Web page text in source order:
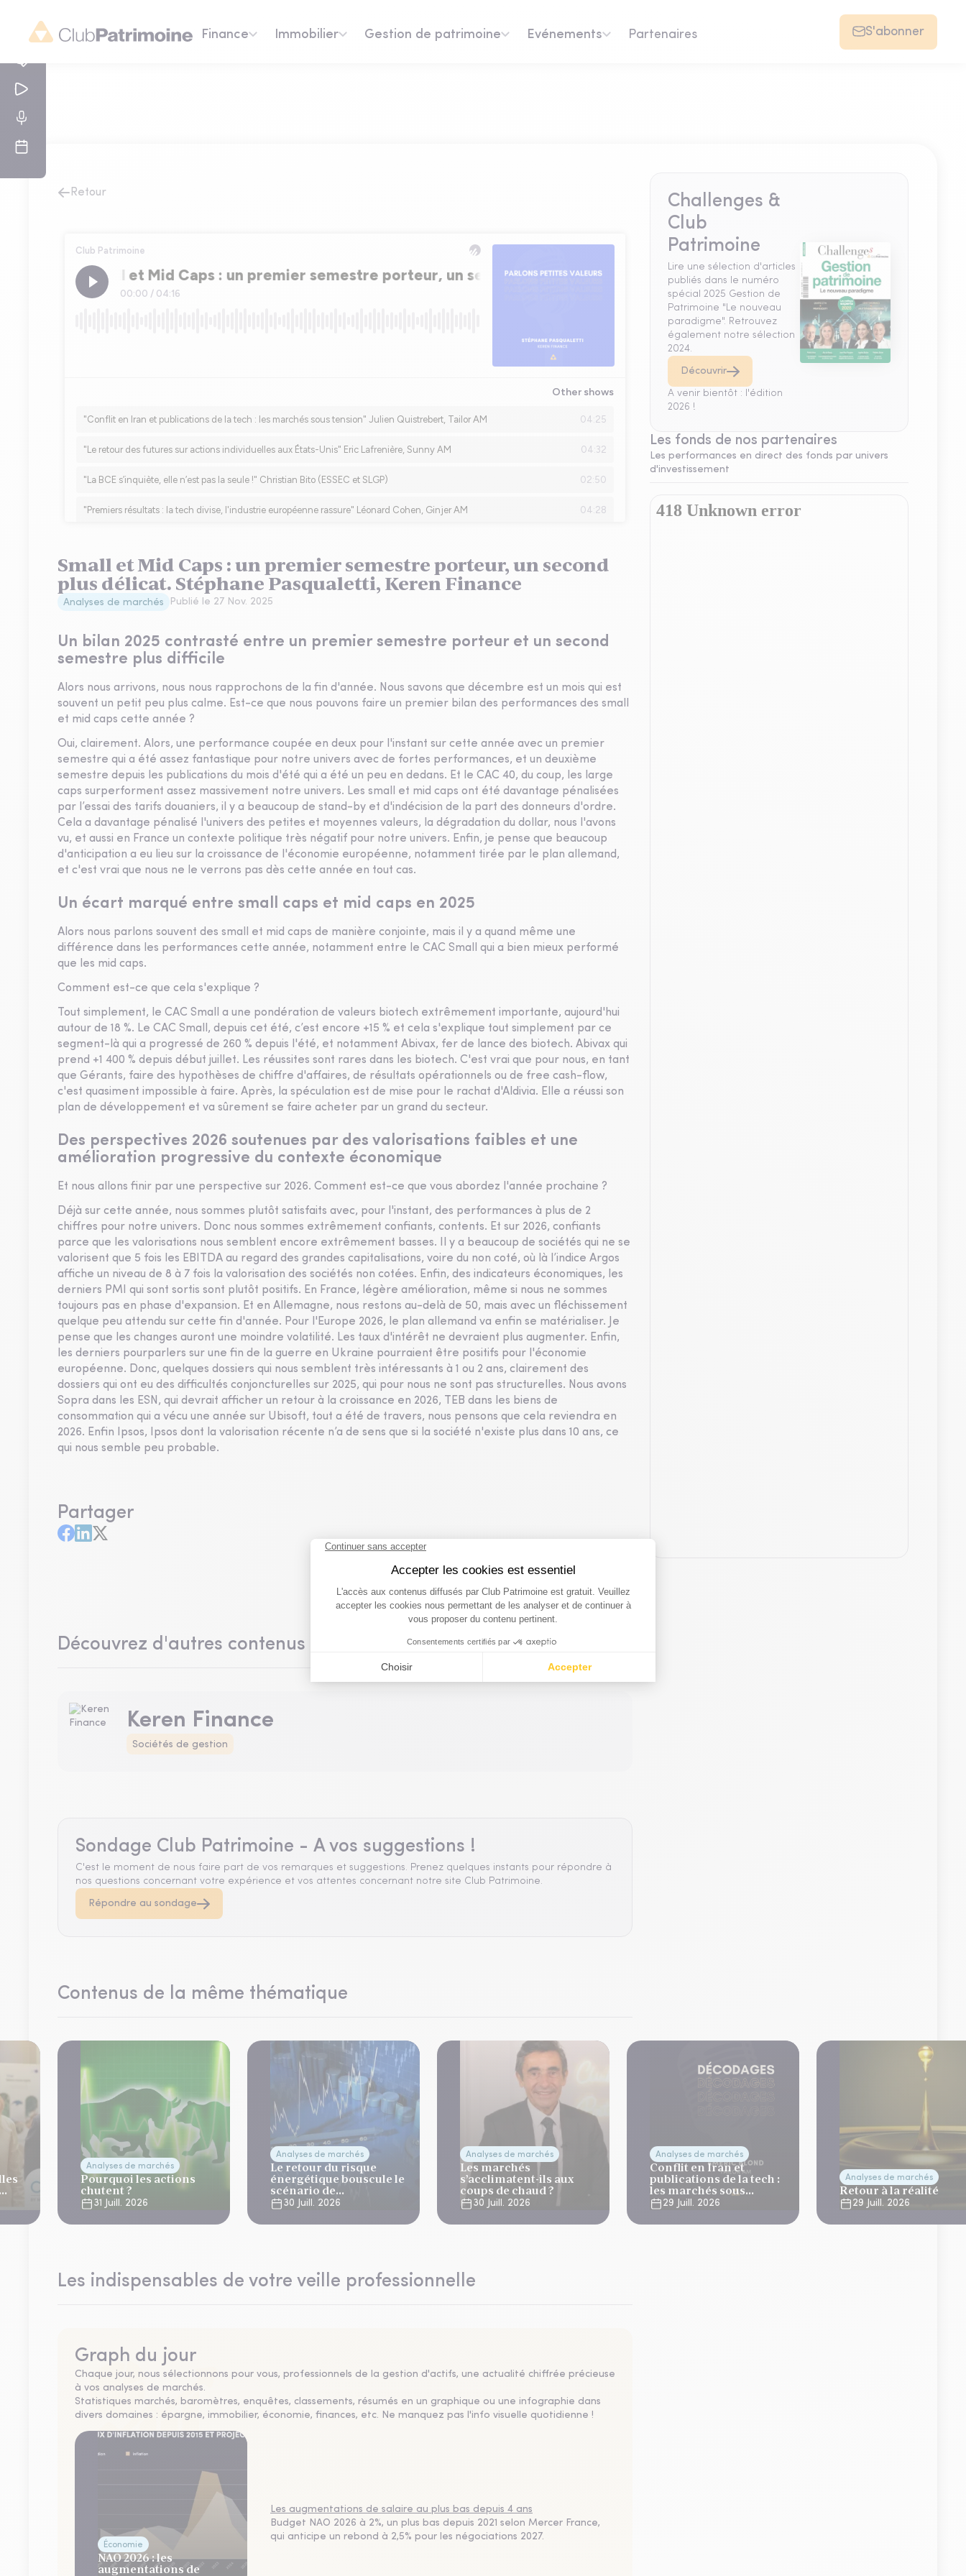
Finance Immobilier Gestion de patrimoine Evénements Partenaires S'abonner
Retour
Small et Mid Caps : un premier semestre porteur, un second
plus délicat. Stéphane Pasqualetti, Keren Finance
Analyses de marchés Publié le 27 Nov. 2025
Un bilan 2025 contrasté entre un premier semestre porteur et un second
semestre plus difficile
Alors nous arrivons, nous nous rapprochons de la fin d'année. Nous savons que décembre est un mois qui est
souvent un petit peu plus calme. Est-ce que nous pouvons faire un premier bilan des performances des small
et mid caps cette année ?
Oui, clairement. Alors, une performance coupée en deux pour l'instant sur cette année avec un premier
semestre qui a été assez fantastique pour notre univers avec de fortes performances, et un deuxième
semestre depuis les publications du mois d'été qui a été un peu en dedans. Et le CAC 40, du coup, les large
caps surperforment assez massivement notre univers. Les small et mid caps ont été davantage pénalisées
par l’essai des tarifs douaniers, il y a beaucoup de stand-by et d'indécision de la part des donneurs d'ordre.
Cela a davantage pénalisé l'univers des petites et moyennes valeurs, la dégradation du dollar, nous l'avons
vu, et aussi en France un contexte politique très négatif pour notre univers. Enfin, je pense que beaucoup
d'anticipation a eu lieu sur la croissance de l'économie européenne, notamment tirée par le plan allemand,
et c'est vrai que nous ne le verrons pas dès cette année en tout cas.
Un écart marqué entre small caps et mid caps en 2025
Alors nous parlons souvent des small et mid caps de manière conjointe, mais il y a quand même une
différence dans les performances cette année, notamment entre le CAC Small qui a bien mieux performé
que les mid caps.
Comment est-ce que cela s'explique ?
Tout simplement, le CAC Small a une pondération de valeurs biotech extrêmement importante, aujourd'hui
autour de 18 %. Le CAC Small, depuis cet été, c’est encore +15 % et cela s'explique tout simplement par ce
segment-là qui a progressé de 260 % depuis l'été, et notamment Abivax, fer de lance des biotech. Abivax qui
prend +1 400 % depuis début juillet. Les réussites sont rares dans les biotech. C'est vrai que pour nous, en tant
que Gérants, faire des hypothèses de chiffre d'affaires, de résultats opérationnels ou de free cash-flow,
c'est quasiment impossible à faire. Après, la spéculation est de mise pour le rachat d'Aldivia. Elle a réussi son
plan de développement et va sûrement se faire acheter par un grand du secteur.
Des perspectives 2026 soutenues par des valorisations faibles et une
amélioration progressive du contexte économique
Et nous allons finir par une perspective sur 2026. Comment est-ce que vous abordez l'année prochaine ?
Déjà sur cette année, nous sommes plutôt satisfaits avec, pour l'instant, des performances à plus de 2
chiffres pour notre univers. Donc nous sommes extrêmement confiants, contents. Et sur 2026, confiants
parce que les valorisations nous semblent encore extrêmement basses. Il y a beaucoup de sociétés qui ne se
valorisent que 5 fois les EBITDA au regard des grandes capitalisations, voire du non coté, où là l’indice Argos
affiche un niveau de 8 à 7 fois la valorisation des sociétés non cotées. Enfin, des indicateurs économiques, les
derniers PMI qui sont sortis sont plutôt positifs. En France, légère amélioration, même si nous ne sommes
toujours pas en phase d'expansion. Et en Allemagne, nous restons au-delà de 50, mais avec un fléchissement
quelque peu attendu sur cette fin d'année. Pour l'Europe 2026, le plan allemand va enfin se matérialiser. Je
pense que les changes auront une moindre volatilité. Les taux d'intérêt ne devraient plus augmenter. Enfin,
les derniers pourparlers sur une fin de la guerre en Ukraine pourraient être positifs pour l'économie
européenne. Donc, quelques dossiers qui nous semblent très intéressants à 1 ou 2 ans, clairement des
dossiers qui ont eu des difficultés conjoncturelles sur 2025, qui pour nous ne sont pas structurelles. Nous avons
Sopra dans les ESN, qui devrait afficher un retour à la croissance en 2026, TEB dans les biens de
consommation qui a vécu une année sur Ubisoft, tout a été de travers, nous pensons que cela reviendra en
2026. Enfin Ipsos, Ipsos dont la valorisation récente n’a de sens que si la société n'existe plus dans 10 ans, ce
qui nous semble peu probable.
Partager
Découvrez d'autres contenus du même partenaire
Keren Finance
Sociétés de gestion
Sondage Club Patrimoine - A vos suggestions !
C'est le moment de nous faire part de vos remarques et suggestions. Prenez quelques instants pour répondre à
nos questions concernant votre expérience et vos attentes concernant notre site Club Patrimoine.
Répondre au sondage
Contenus de la même thématique
Analyses de marchés
Pourquoi les actions
chutent ?
31 Juill. 2026
Analyses de marchés
Le retour du risque
énergétique bouscule le
scénario de
normalisation
30 Juill. 2026
Analyses de marchés
Les marchés
s’acclimatent-ils aux
coups de chaud ?
30 Juill. 2026
Analyses de marchés
Conflit en Iran et
publications de la tech :
les marchés sous
tension
29 Juill. 2026
Analyses de marchés
Retour à la réalité
29 Juill. 2026
Les indispensables de votre veille professionnelle
Graph du jour
Chaque jour, nous sélectionnons pour vous, professionnels de la gestion d'actifs, une actualité chiffrée précieuse
à vos analyses de marchés.
Statistiques marchés, baromètres, enquêtes, classements, résumés en un graphique ou une infographie dans
divers domaines : épargne, immobilier, économie, finances, etc. Ne manquez pas l'info visuelle quotidienne !
Économie
NAO 2026 : les
augmentations de
Les augmentations de salaire au plus bas depuis 4 ans
Budget NAO 2026 à 2%, un plus bas depuis 2021 selon Mercer France,
qui anticipe un rebond à 2,5% pour les négociations 2027.
Challenges &
Club
Patrimoine
Lire une sélection d'articles
publiés dans le numéro
spécial 2025 Gestion de
Patrimoine "Le nouveau
paradigme". Retrouvez
également notre sélection
2024.
Découvrir
A venir bientôt : l'édition
2026 !
Les fonds de nos partenaires
Les performances en direct des fonds par univers
d'investissement